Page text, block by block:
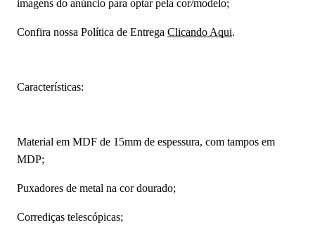
imagens do anúncio para optar pela cor/modelo;
Confira nossa Política de Entrega Clicando Aqui.
Características:
Material em MDF de 15mm de espessura, com tampos em
MDP;
Puxadores de metal na cor dourado;
Corrediças telescópicas;